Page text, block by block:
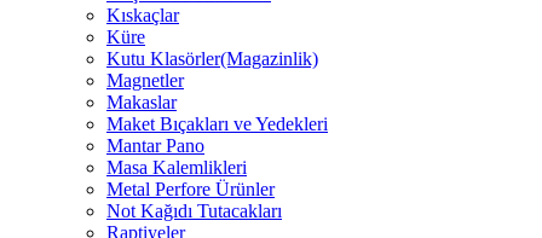
Kıskaçlar
Küre
Kutu Klasörler(Magazinlik)
Magnetler
Makaslar
Maket Bıçakları ve Yedekleri
Mantar Pano
Masa Kalemlikleri
Metal Perfore Ürünler
Not Kağıdı Tutacakları
Raptiyeler